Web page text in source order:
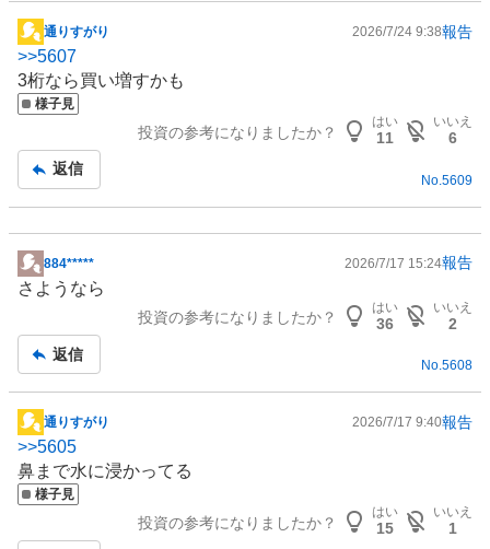
掲
示
板
記
通りすがり 2026/7/24 9:38報告
>>5607
3桁なら買い増すかも
様子見
投資の参考になりましたか？
はい
11
いいえ
6
返信
No. 5609
掲
示
事
884***** 2026/7/17 15:24報告
さようなら
投資の参考になりましたか？
はい
36
いいえ
2
返信
No.5608
掲
示
板
記
通りすがり 2026/7/17 9:40報告
>>5605
鼻まで水に浸かってる
様子見
投資の参考になりましたか？
はい
15
いいえ
1